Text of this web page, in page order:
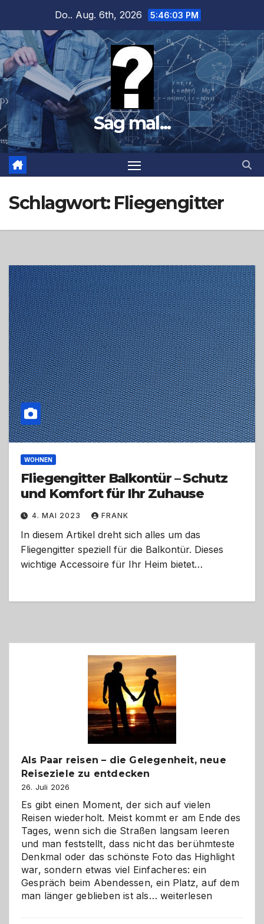
springen
Do.. Aug. 6th, 2026 5:46:04 PM
Sag mal...
Schlagwort: Fliegengitter
WOHNEN
Fliegengitter Balkontür – Schutz
und Komfort für Ihr Zuhause
4. MAI 2023 FRANK
In diesem Artikel dreht sich alles um das
Fliegengitter speziell für die Balkontür. Dieses
wichtige Accessoire für Ihr Heim bietet…
Als Paar reisen – die Gelegenheit, neue
Reiseziele zu entdecken
26. Juli 2026
Es gibt einen Moment, der sich auf vielen
Reisen wiederholt. Meist kommt er am Ende des
Tages, wenn sich die Straßen langsam leeren
und man feststellt, dass nicht das berühmteste
Denkmal oder das schönste Foto das Highlight
war, sondern etwas viel Einfacheres: ein
Gespräch beim Abendessen, ein Platz, auf dem
man länger geblieben ist als… Als
weiterlesen